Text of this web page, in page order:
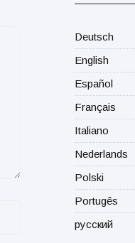
Deutsch
English
Español
Français
Italiano
Nederlands
Polski
Portugês
русский